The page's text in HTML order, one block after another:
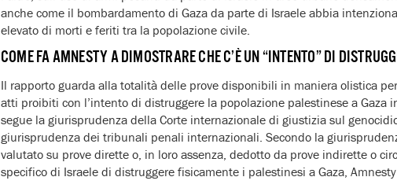
anche come il bombardamento di Gaza da parte di Israele abbia
elevato di morti e feriti tra la popolazione civile.
COME FA AMNESTY A DIMOSTRARE CHE C’È UN “INTENTO” DI
Il rapporto guarda alla totalità delle prove disponibili in maniera olistica
atti proibiti con l’intento di distruggere la popolazione palestinese a Gaza
segue la giurisprudenza della Corte internazionale di giustizia sul
giurisprudenza dei tribunali penali internazionali. Secondo la
valutato su prove dirette o, in loro assenza, dedotto da prove indirette o
specifico di Israele di distruggere fisicamente i palestinesi a Gaza,